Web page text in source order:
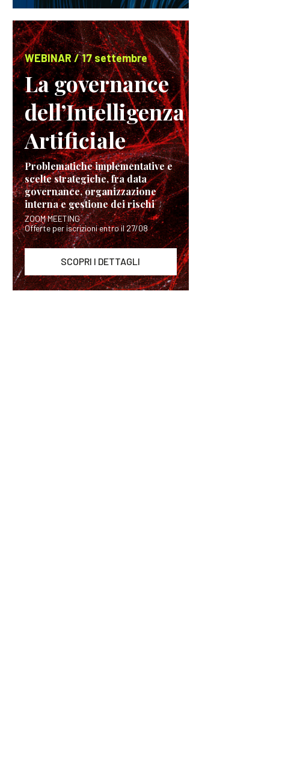
WEBINAR / 17 settembre
La governance
dell’Intelligenza
Artificiale
Problematiche implementative e
scelte strategiche, fra data
governance, organizzazione
interna e gestione dei rischi
ZOOM MEETING
Offerte per iscrizioni entro il 27/08
SCOPRI I DETTAGLI